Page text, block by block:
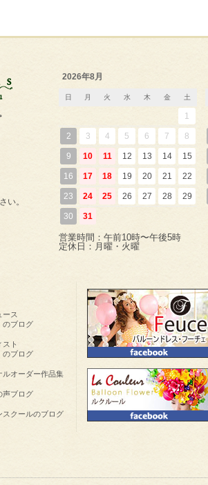
い。
2026年8月
日 月 火 水 木 金 土
1
2 3 4 5 6 7 8
9 10 11 12 13 14 15
16 17 18 19 20 21 22
23 24 25 26 27 28 29
30 31
営業時間：午前10時〜午後5時
定休日：月曜・火曜
ース
のブログ
スト
のブログ
ルオーダー作品集
声ブログ
スクールのブログ